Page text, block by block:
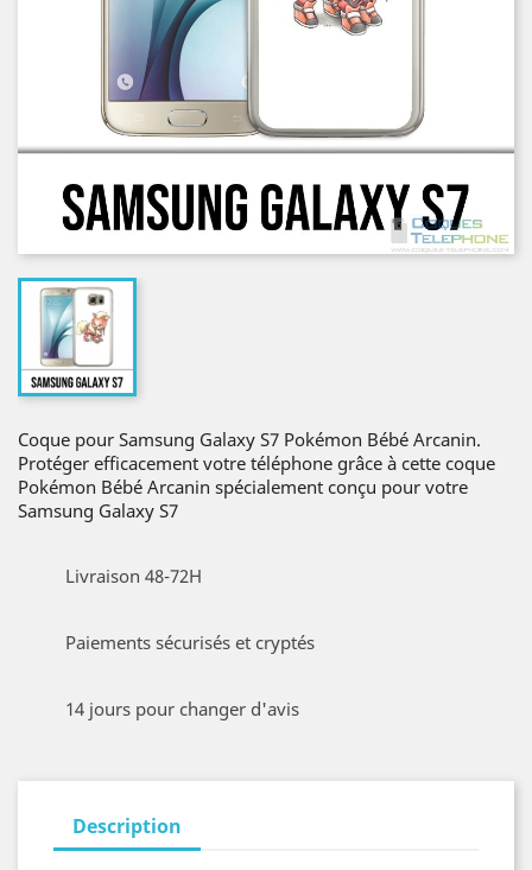
Coque pour Samsung Galaxy S7 Pokémon Bébé Arcanin.
Protéger efficacement votre téléphone grâce à cette coque
Pokémon Bébé Arcanin spécialement conçu pour votre
Samsung Galaxy S7
Livraison 48-72H
Paiements sécurisés et cryptés
14 jours pour changer d'avis
Description